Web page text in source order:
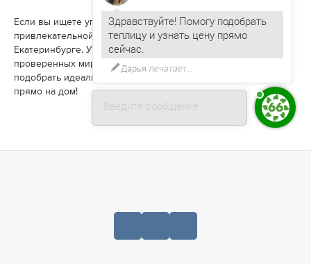
Если вы ищете угольный гриль высокого качества по
привлекательной цене, загляните в наш магазин в
Екатеринбурге. У нас представлено множество моделей от
проверенных мировых брендов. Мы с радостью поможем
подобрать идеальный гриль и организуем его доставку
прямо на дом!
Введите сообщение
Здравствуйте! Помогу подобрать
теплицу и узнать цену прямо
Дарья печатает...